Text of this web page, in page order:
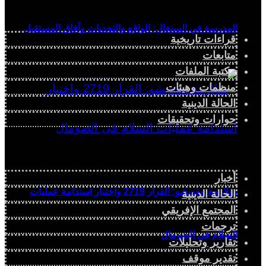
المدرسة في السنغال: الواقع والتحديات وآفاق المستقبل
متلازمة مقديشو: القرار 2719 واختبار استدامة عمليات
السلام في الصومال
قراءات تاريخية
متابعات
مكتبة الملفات
منظمات وهيئات
الحالة الدينية
حوارات وتحقيقات
أخبار
الحالة الدينية
المجتمع الإفريقي
ترجمات
تقارير وتحليلات
تقدير موقف